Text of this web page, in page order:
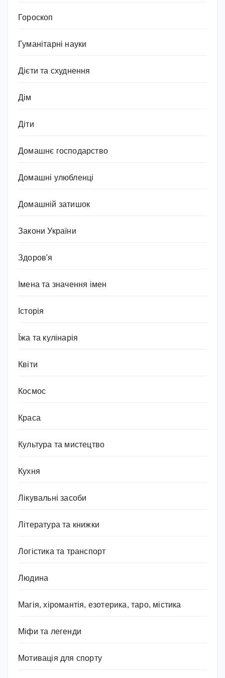
Гороскоп
Гуманітарні науки
Дієти та схуднення
Дім
Діти
Домашнє господарство
Домашні улюбленці
Домашній затишок
Закони України
Здоров'я
Імена та значення імен
Історія
Їжа та кулінарія
Квіти
Космос
Краса
Культура та мистецтво
Кухня
Лікувальні засоби
Література та книжки
Логістика та транспорт
Людина
Магія, хіромантія, езотерика, таро, містика
Міфи та легенди
Мотивація для спорту